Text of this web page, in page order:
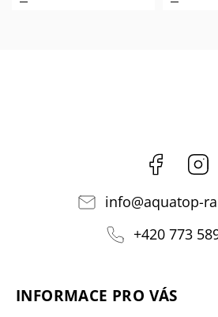
Facebook
info@aquatop-
+420 773
INFORMACE PRO VÁS